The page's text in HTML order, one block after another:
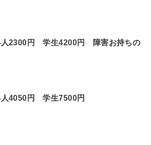
2300円 学生4200円 障害お持ちの
4050円 学生7500円